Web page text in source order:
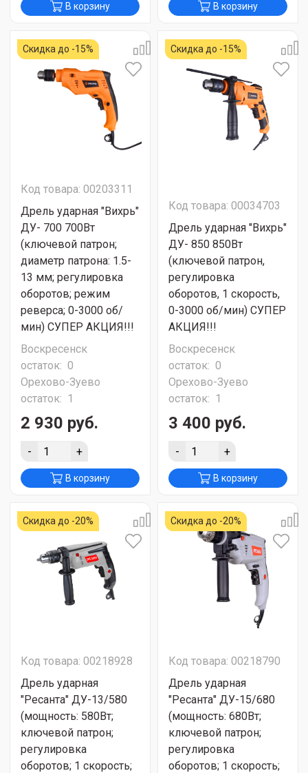
В корзину В корзину
Скидка до -15%
Код товара: 00203311
Дрель ударная "Вихрь"
ДУ- 700 700Вт
(ключевой патрон;
диаметр патрона: 1.5-
13 мм; регулировка
оборотов; режим
реверса; 0-3000 об/
мин) СУПЕР АКЦИЯ!!!
Воскресенск
остаток: 0
Орехово-Зуево
остаток: 1
2 930 руб.
- +
В корзину
Скидка до -15%
Код товара: 00034703
Дрель ударная "Вихрь"
ДУ- 850 850Вт
(ключевой патрон,
регулировка
оборотов, 1 скорость,
0-3000 об/мин) СУПЕР
АКЦИЯ!!!
Воскресенск
остаток: 0
Орехово-Зуево
остаток: 1
3 400 руб.
- +
В корзину
Скидка до -20%
Код товара: 00218928
Дрель ударная
"Ресанта" ДУ-13/580
(мощность: 580Вт;
ключевой патрон;
регулировка
оборотов; 1 скорость;
Скидка до -20%
Код товара: 00218790
Дрель ударная
"Ресанта" ДУ-15/680
(мощность: 680Вт;
ключевой патрон;
регулировка
оборотов; 1 скорость;